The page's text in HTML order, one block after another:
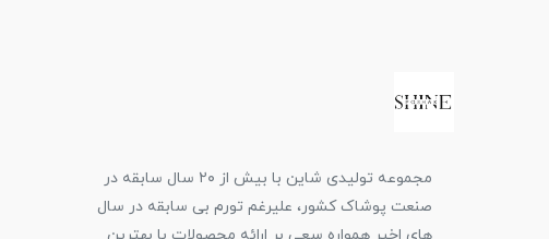
مجموعه تولیدی شاین با بیش از ۲۰ سال سابقه در
صنعت پوشاک کشور، علیرغم تورم بی سابقه در سال